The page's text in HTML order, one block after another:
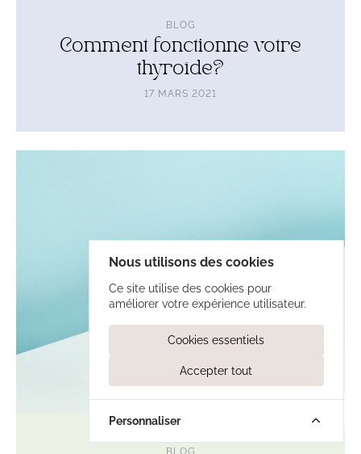
Comment fonctionne votre
thyroïde?
17 MARS 2021
BLOG
Lire
Nous utilisons des cookies
Ce site utilise des cookies pour
améliorer votre expérience utilisateur.
Cookies essentiels
Accepter tout
Personnaliser